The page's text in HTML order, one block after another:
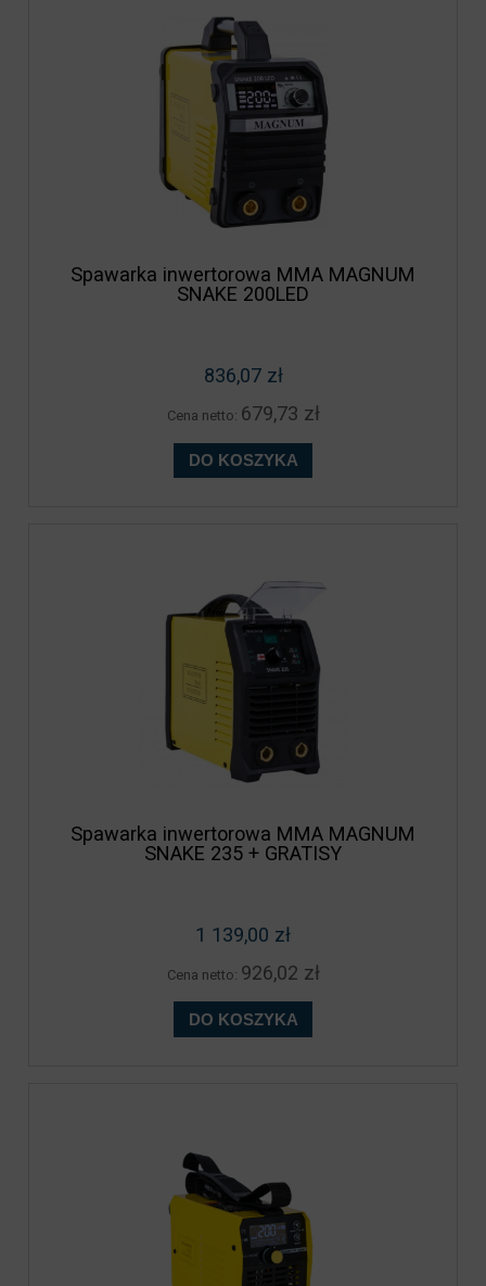
Spawarka inwertorowa MMA MAGNUM
SNAKE 200LED
836,07 zł
Cena netto: 679,73 zł
DO KOSZYKA
Spawarka inwertorowa MMA MAGNUM
SNAKE 235 + GRATISY
1 139,00 zł
Cena netto: 926,02 zł
DO KOSZYKA